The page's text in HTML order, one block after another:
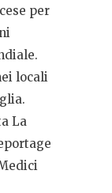
per
locali
La